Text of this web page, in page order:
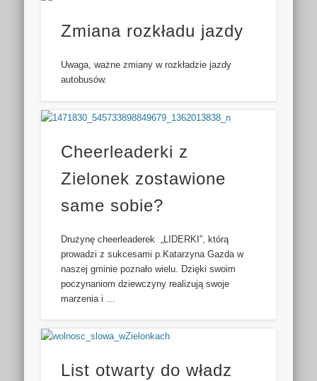
Zmiana rozkładu jazdy
Uwaga, ważne zmiany w rozkładzie jazdy
autobusów.
Cheerleaderki z
Zielonek zostawione
same sobie?
Drużynę cheerleaderek „LIDERKI”, którą
prowadzi z sukcesami p.Katarzyna Gazda w
naszej gminie poznało wielu. Dzięki swoim
poczynaniom dziewczyny realizują swoje
marzenia i …
List otwarty do władz